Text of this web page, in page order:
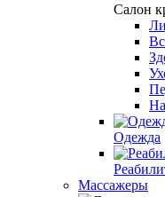
Салон
Одежда
Массажеры